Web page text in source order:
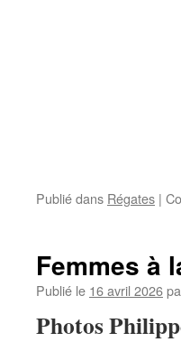
Publié dans Régates |
Femmes à
Publié le 16 avril 2026
Photos